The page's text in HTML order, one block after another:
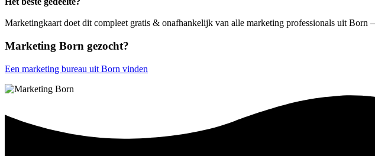
Marketingkaart doet dit compleet gratis & onafhankelijk van alle marketing professionals uit Born –
Marketing Born gezocht?
Een marketing bureau uit Born vinden